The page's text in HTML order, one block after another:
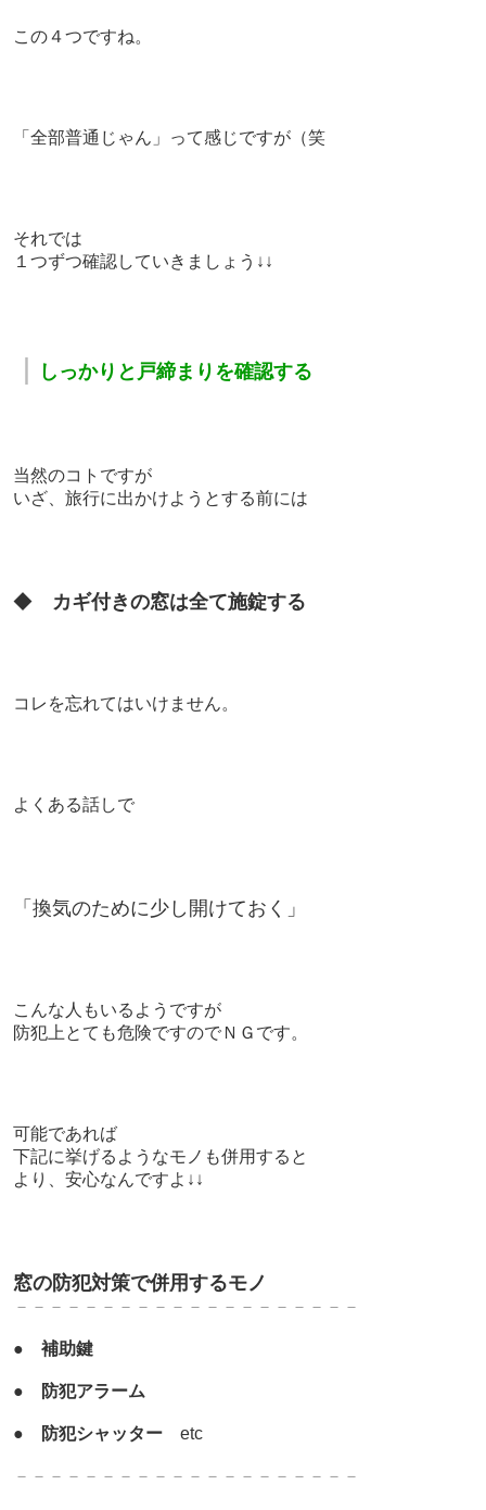
この４つですね。
「全部普通じゃん」って感じですが（笑
それでは
１つずつ確認していきましょう↓↓
しっかりと戸締まりを確認する
当然のコトですが
いざ、旅行に出かけようとする前には
◆ カギ付きの窓は全て施錠する
コレを忘れてはいけません。
よくある話しで
「換気のために少し開けておく」
こんな人もいるようですが
防犯上とても危険ですのでＮＧです。
可能であれば
下記に挙げるようなモノも併用すると
より、安心なんですよ↓↓
窓の防犯対策で併用するモノ
－－－－－－－－－－－－－－－－－－－－
● 補助鍵
● 防犯アラーム
● 防犯シャッターetc
－－－－－－－－－－－－－－－－－－－－